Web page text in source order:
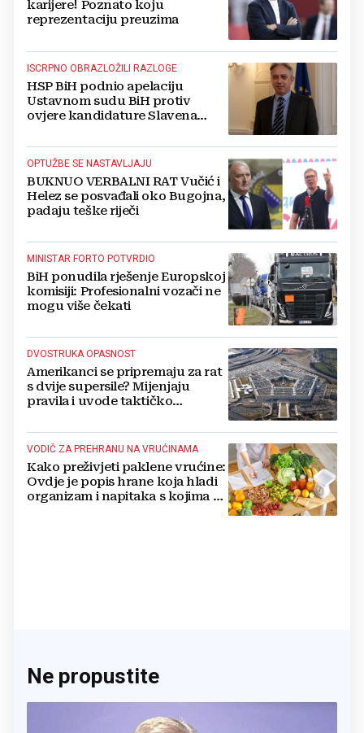
karijere! Poznato koju
reprezentaciju preuzima
ISCRPNO OBRAZLOŽILI RAZLOGE
HSP BiH podnio apelaciju
Ustavnom sudu BiH protiv
ovjere kandidature Slavena
OPTUŽBE SE NASTAVLJAJU
BUKNUO VERBALNI RAT Vučić i
Helez se posvađali oko Bugojna,
padaju teške riječi
MINISTAR FORTO POTVRDIO
BiH ponudila rješenje Europskoj
komisiji: Profesionalni vozači ne
mogu više čekati
DVOSTRUKA OPASNOST
Amerikanci se pripremaju za rat
s dvije supersile? Mijenjaju
pravila i uvode taktičko
VODIČ ZA PREHRANU NA VRUĆINAMA
Kako preživjeti paklene vrućine:
Ovdje je popis hrane koja hladi
organizam i napitaka s kojima si
Ne propustite